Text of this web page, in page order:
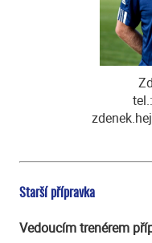
Starší přípravka
Vedoucím trenérem